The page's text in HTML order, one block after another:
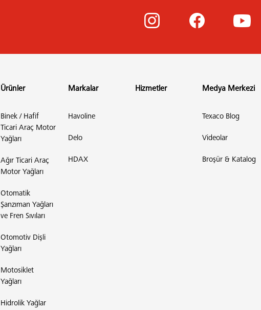
Ürünler
Binek / Hafif
Ticari Araç Motor
Yağları
Ağır Ticari Araç
Motor Yağları
Otomatik
Şanzıman Yağları
ve Fren Sıvıları
Otomotiv Dişli
Yağları
Motosiklet
Yağları
Hidrolik Yağlar
Markalar
Havoline
Delo
HDAX
Hizmetler Medya Merkezi
Texaco Blog
Videolar
Broşür & Katalog